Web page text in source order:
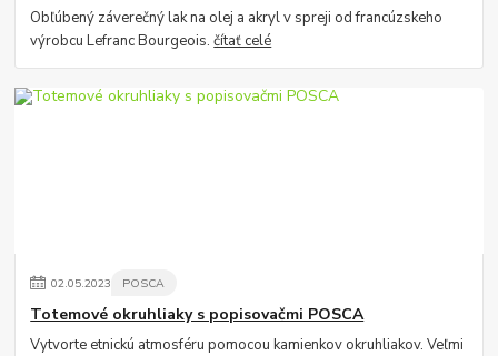
Obľúbený záverečný lak na olej a akryl v spreji od francúzskeho
výrobcu Lefranc Bourgeois.čítať celé
02.05.2023 POSCA
Totemové okruhliaky s popisovačmi POSCA
Vytvorte etnickú atmosféru pomocou kamienkov okruhliakov. Veľmi